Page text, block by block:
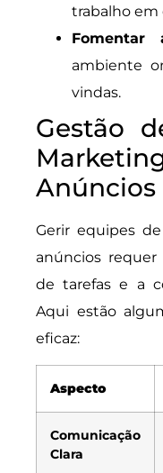
trabalho em
Fomentar
ambiente
vindas.
Gestão
Anúncios
Gerir equipes
anúncios requer
de tarefas e a
Aqui estão
eficaz:
Aspecto
Comunicação
Clara